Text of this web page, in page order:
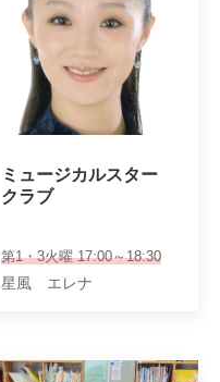
ミュージカルスター
クラブ
第1・3火曜 17:00～18:30
星風 エレナ